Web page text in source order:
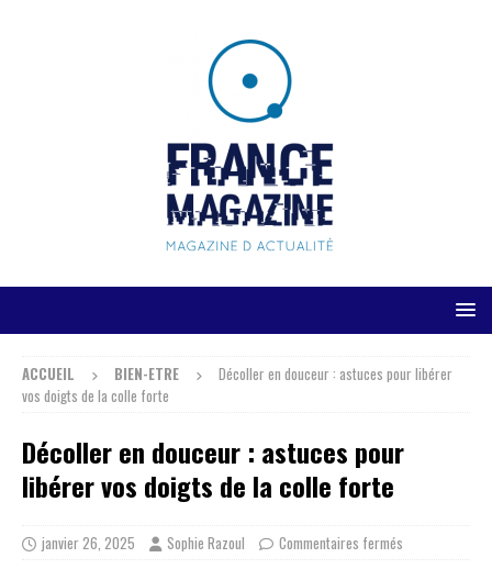
ACCUEIL BIEN-ETRE
Décoller en douceur : astuces pour libérer
vos doigts de la colle forte
Décoller en douceur : astuces pour
libérer vos doigts de la colle forte
janvier 26, 2025 Sophie Razoul Commentaires fermés